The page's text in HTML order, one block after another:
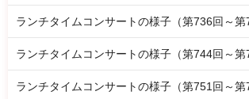
ランチタイムコンサートの様子（第736回～第
ランチタイムコンサートの様子（第744回～第
ランチタイムコンサートの様子（第751回～第